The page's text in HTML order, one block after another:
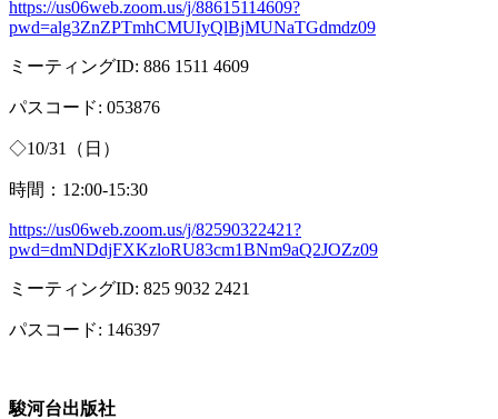
https://us06web.zoom.us/j/88615114609?
pwd=alg3ZnZPTmhCMUIyQlBjMUNaTGdmdz09
ミーティングID: 886 1511 4609
パスコード: 053876
◇10/31 （日）
時間： 12:00-15:30
https://us06web.zoom.us/j/82590322421?
pwd=dmNDdjFXKzloRU83cm1BNm9aQ2JOZz09
ミーティングID: 825 9032 2421
パスコード: 146397
駿河台出版社